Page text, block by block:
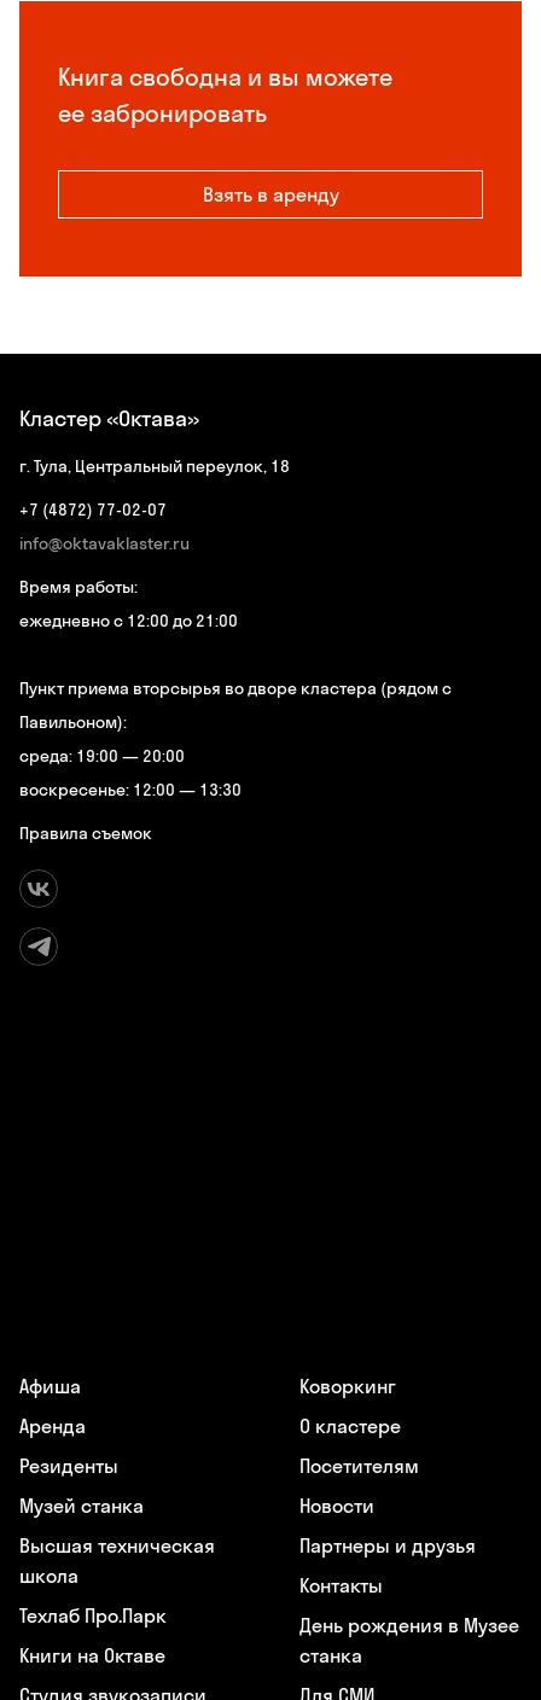
Книга свободна и вы можете
ее забронировать
Взять в аренду
Кластер «Октава»
г. Тула, Центральный переулок, 18
+7 (4872) 77-02-07
info@oktavaklaster.ru
Время работы:
ежедневно с 12:00 до 21:00
Пункт приема вторсырья во дворе кластера (рядом с
Павильоном):
среда: 19:00 — 20:00
воскресенье: 12:00 — 13:30
Правила съемок
Афиша
Аренда
Резиденты
Музей станка
Высшая техническая
школа
Техлаб Про.Парк
Книги на Октаве
Студия звукозаписи
Коворкинг
О кластере
Посетителям
Новости
Партнеры и друзья
Контакты
День рождения в Музее
станка
Для СМИ